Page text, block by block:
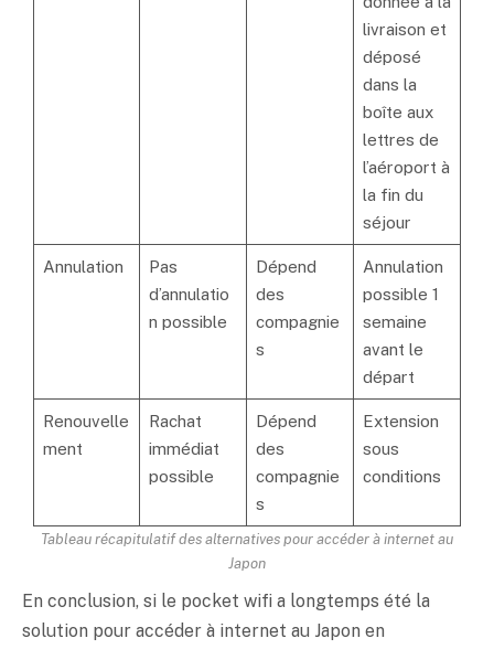
livraison et
déposé
dans la
boîte aux
lettres de
l’aéroport à
la fin du
séjour
Annulation
Pas
d’annulatio
n possible
Dépend
des
compagnie
s
Annulation
possible 1
semaine
avant le
départ
Renouvelle
ment
Rachat
immédiat
possible
Dépend
des
compagnie
s
Extension
sous
conditions
Tableau récapitulatif des alternatives pour accéder à internet au
Japon
En conclusion, si le pocket wifi a longtemps été la
solution pour accéder à internet au Japon en